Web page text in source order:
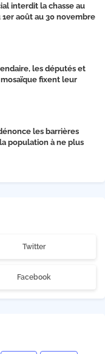
interdit la chasse au
août au 30 novembre
les députés et
mosaïque fixent leur
les barrières
population à ne plus
Twitter
Facebook